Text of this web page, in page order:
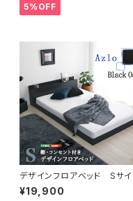
エルフォム HT-NK01S
5%OFF
デザインフロアベッド Sサイ
ズ 【Azlo-アズロ-】 MOD-
S-BOK
¥19,900